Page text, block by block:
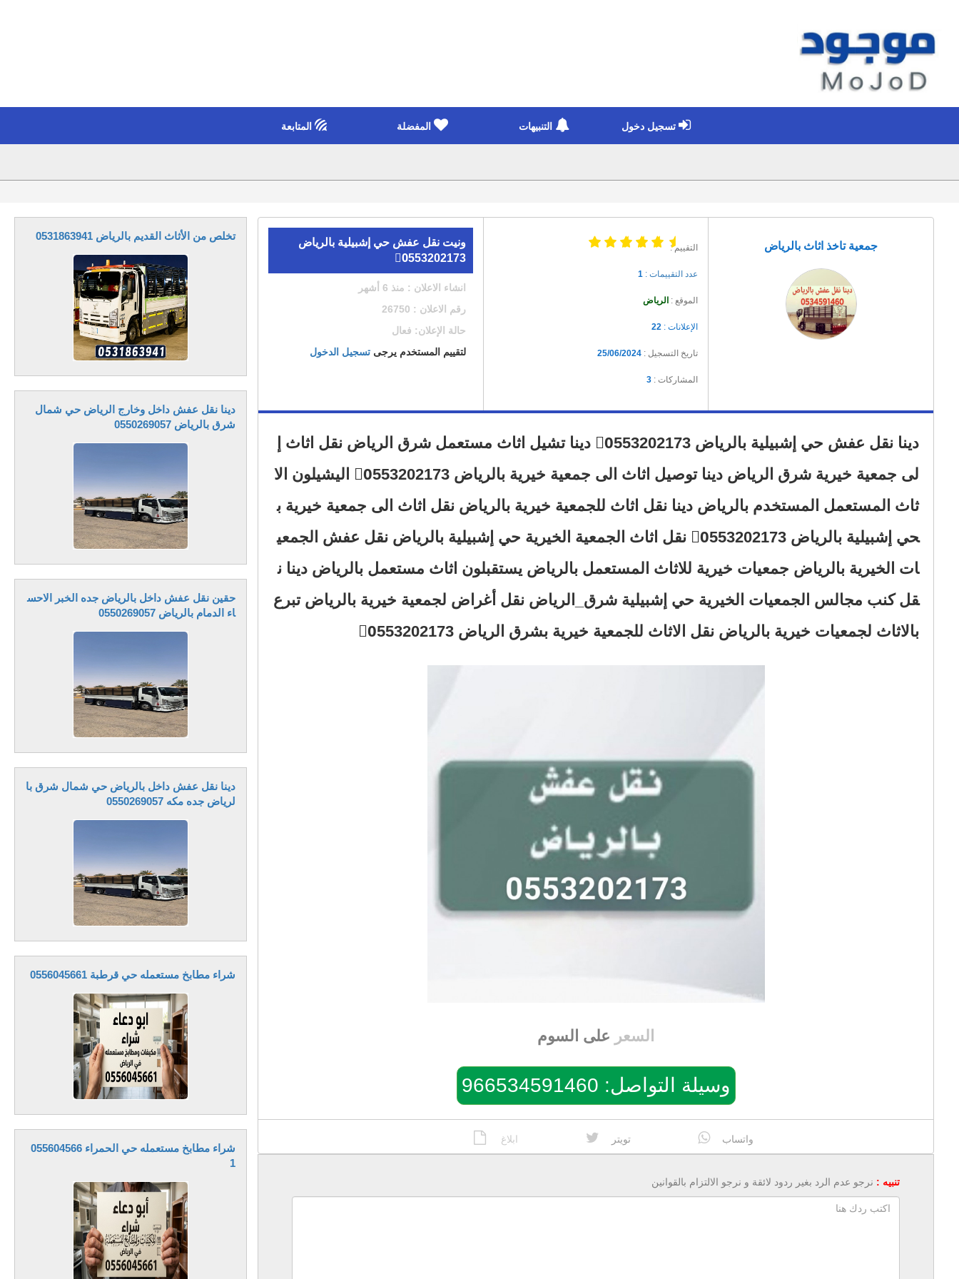
تسجيل دخول التنبيهات المفضلة المتابعة
جمعية تاخذ اثاث بالرياض التقييم :
عدد التقييمات : 1
الموقع : الرياض
الإعلانات : 22
تاريخ التسجيل : 25/06/2024
المشاركات : 3
ونيت نقل عفش حي إشبيلية بالرياض
0َ553202173
انشاء الاعلان : منذ 6 أشهر
رقم الاعلان : 26750
حالة الإعلان: فعال
لتقييم المستخدم يرجىتسجيل الدخول
دينا نقل عفش حي إشبيلية بالرياض 0َ553202173 دينا تشيل اثاث مستعمل شرق الرياض نقل اثاث إ
لى جمعية خيرية شرق الرياض دينا توصيل اثاث الى جمعية خيرية بالرياض 0َ553202173 اليشيلون الا
ثاث المستعمل المستخدم بالرياض دينا نقل اثاث للجمعية خيرية بالرياض نقل اثاث الى جمعية خيرية ب
حي إشبيلية بالرياض 0َ553202173 نقل اثاث الجمعية الخيرية حي إشبيلية بالرياض نقل عفش الجمعي
ات الخيرية بالرياض جمعيات خيرية للاثاث المستعمل بالرياض يستقبلون اثاث مستعمل بالرياض دينا ن
قل كنب مجالس الجمعيات الخيرية حي إشبيلية شرق_الرياض نقل أغراض لجمعية خيرية بالرياض تبرع
بالاثاث لجمعيات خيرية بالرياض نقل الاثاث للجمعية خيرية بشرق الرياض 0َ553202173
السعر على السوم
وسيلة التواصل: 966534591460
واتساب تويتر ابلاغ
تنبيه : نرجو عدم الرد بغير ردود لائقة و نرجو الالتزام بالقوانين
تخلص من الأثاث القديم بالرياض 0531863941
دينا نقل عفش داخل وخارج الرياض حي شمال
شرق بالرياض 0550269057
حقين نقل عفش داخل بالرياض جده الخبر الاحس
اء الدمام بالرياض 0550269057
دينا نقل عفش داخل بالرياض حي شمال شرق با
لرياض جده مكه 0550269057
شراء مطابخ مستعمله حي قرطبة 0556045661
شراء مطابخ مستعمله حي الحمراء 055604566
1